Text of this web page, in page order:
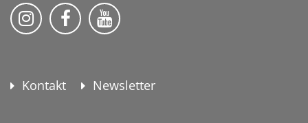
KEB Bildung Leben auf Instagram
KEB Bildung Leben auf Facebook
KEB Bildung Leben auf
Kontakt Newsletter